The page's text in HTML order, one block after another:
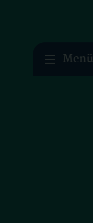
Menü